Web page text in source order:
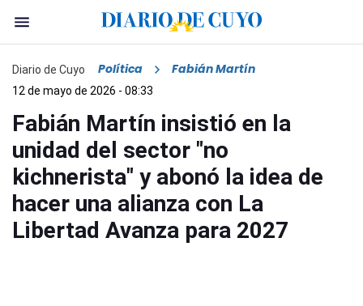
Diario de Cuyo Política Fabián Martín
12 de mayo de 2026 - 08:33
Fabián Martín insistió en la
unidad del sector "no
kichnerista" y abonó la idea de
hacer una alianza con La
Libertad Avanza para 2027